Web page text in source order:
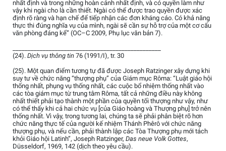
nhất định và trong những hoàn cảnh nhất định, và có quyền làm như
vậy khi ngài cho là cần thiết. Ngài có thể được trao quyền được xác
định rõ ràng và hạn chế để tiếp nhận các đơn kháng cáo. Có khả năng
thực thi đúng nghĩa vụ của mình, ngài sẽ cần sự hỗ trợ của một cơ cấu
văn phòng đáng kể” (OC–C 2009, Phụ lục văn bản 7).
(24). Dịch vụ thông tin 76 (1991/I), tr. 30
(25). Một quan điểm tương tự đã được Joseph Ratzinger xây dựng khi
suy tư về chức năng “thượng phụ” của Giám mục Rôma: “Luật giáo hội
thống nhất, phụng vụ thống nhất, các cuộc bổ nhiệm thống nhất vào
các tòa giám mục từ trung tâm Rôma, tất cả những điều này không
nhất thiết phải tạo thành một phần của quyền tối thượng như vậy, như
có thể thấy khi cả hai chức vụ [của Giáo hoàng và Thượng phụ] trở nên
thống nhất. Vì vậy, trong tương lai, chúng ta sẽ phải phân biệt rõ hơn
chức năng thực tế của người kế nhiệm Thánh Phêrô với chức năng
thượng phụ, và nếu cần, phải thành lập các Tòa Thượng phụ mới tách
khỏi Giáo hội Latinh”, Joseph Ratzinger, Das neue Volk Gottes,
Düsseldorf, 1969, 142 (dịch theo yêu cầu).